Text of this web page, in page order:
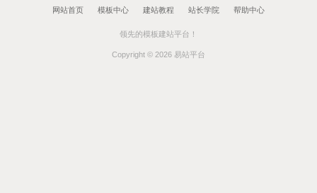
网站首页 模板中心 建站教程 站长学院 帮助中心
领先的模板建站平台！
Copyright © 2026 易站平台